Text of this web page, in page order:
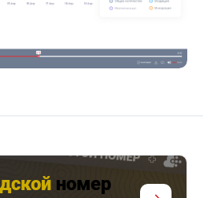
номер